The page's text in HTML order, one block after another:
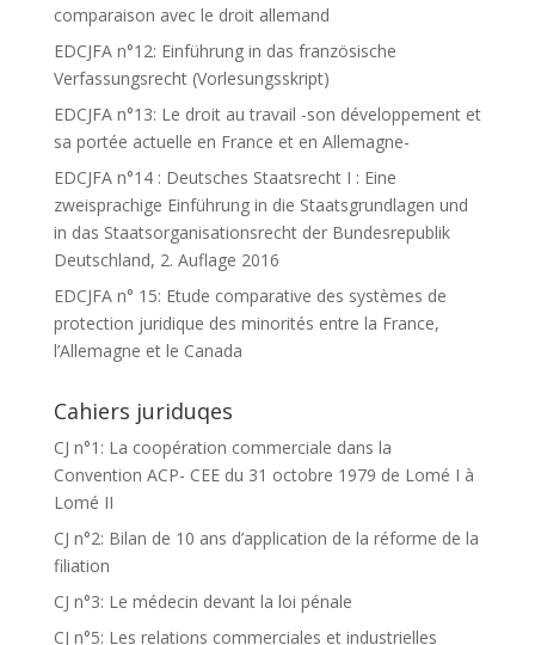
comparaison avec le droit allemand
EDCJFA n°12: Einführung in das französische
Verfassungsrecht (Vorlesungsskript)
EDCJFA n°13: Le droit au travail -son développement et
sa portée actuelle en France et en Allemagne-
EDCJFA n°14 : Deutsches Staatsrecht I : Eine
zweisprachige Einführung in die Staatsgrundlagen und
in das Staatsorganisationsrecht der Bundesrepublik
Deutschland, 2. Auflage 2016
EDCJFA n° 15: Etude comparative des systèmes de
protection juridique des minorités entre la France,
l’Allemagne et le Canada
Cahiers juriduqes
CJ n°1: La coopération commerciale dans la
Convention ACP- CEE du 31 octobre 1979 de Lomé I à
Lomé II
CJ n°2: Bilan de 10 ans d’application de la réforme de la
filiation
CJ n°3: Le médecin devant la loi pénale
CJ n°5: Les relations commerciales et industrielles